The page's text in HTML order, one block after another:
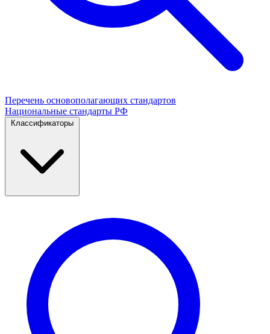
Перечень основополагающих стандартов
Национальные стандарты РФ
Классификаторы